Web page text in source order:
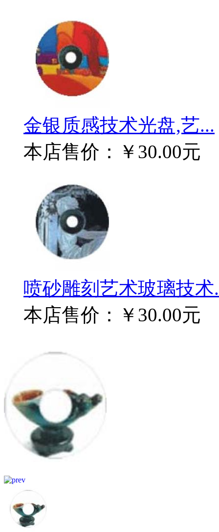
金银质感技术光盘,艺...
本店售价：
￥30.00元
喷砂雕刻艺术玻璃技术
本店售价：
￥30.00元